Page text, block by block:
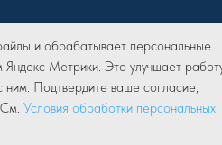
и обрабатывает персональные
Яндекс Метрики. Это улучшает
ним. Подтвердите ваше согласие,
Условия обработки персональных